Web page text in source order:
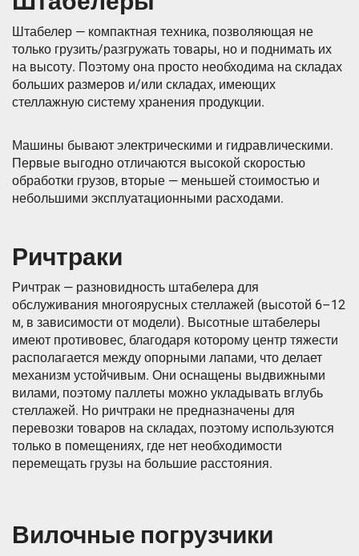
Штабелер — компактная техника, позволяющая не
только грузить/разгружать товары, но и поднимать их
на высоту. Поэтому она просто необходима на складах
больших размеров и/или складах, имеющих
стеллажную систему хранения продукции.
Машины бывают электрическими и гидравлическими.
Первые выгодно отличаются высокой скоростью
обработки грузов, вторые — меньшей стоимостью и
небольшими эксплуатационными расходами.
Ричтраки
Ричтрак — разновидность штабелера для
обслуживания многоярусных стеллажей (высотой 6–12
м, в зависимости от модели). Высотные штабелеры
имеют противовес, благодаря которому центр тяжести
располагается между опорными лапами, что делает
механизм устойчивым. Они оснащены выдвижными
вилами, поэтому паллеты можно укладывать вглубь
стеллажей. Но ричтраки не предназначены для
перевозки товаров на складах, поэтому используются
только в помещениях, где нет необходимости
перемещать грузы на большие расстояния.
Вилочные погрузчики